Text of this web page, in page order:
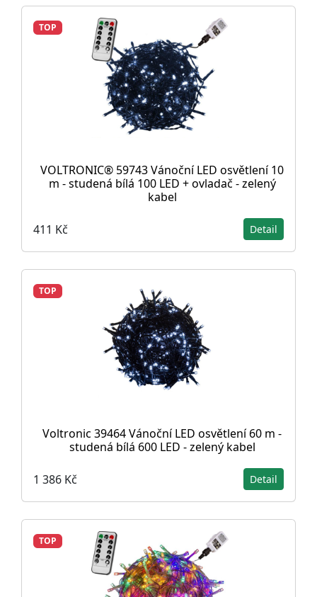
TOP
VOLTRONIC® 59743 Vánoční LED osvětlení 10
m - studená bílá 100 LED + ovladač - zelený
kabel
411 Kč Detail
TOP
Voltronic 39464 Vánoční LED osvětlení 60 m -
studená bílá 600 LED - zelený kabel
1 386 Kč Detail
TOP